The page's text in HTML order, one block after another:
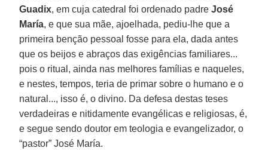
Guadix, em cuja catedral foi ordenado padreJosé
María, e que sua mãe, ajoelhada, pediu-lhe que a
primeira benção pessoal fosse para ela, dada antes
que os beijos e abraços das exigências familiares...
pois o ritual, ainda nas melhores famílias e naqueles,
e nestes, tempos, teria de primar sobre o humano e o
natural..., isso é, o divino. Da defesa destas teses
verdadeiras e nitidamente evangélicas e religiosas, é,
e segue sendo doutor em teologia e evangelizador, o
“pastor” José María.